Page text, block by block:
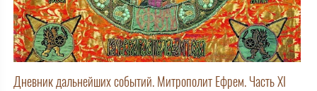
Дневник дальнейших событий. Митрополит Ефрем. Часть XI